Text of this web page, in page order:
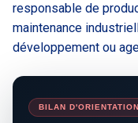
responsable de
maintenance
développement ou
BILAN